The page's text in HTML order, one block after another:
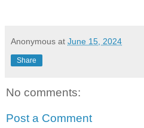
Anonymous at June 15, 2024
Share
No comments:
Post a Comment